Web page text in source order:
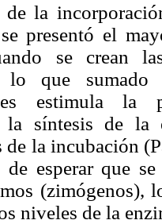
la
se presentó el
se crean
lo que
estimula
la síntesis de la
de la incubación
de esperar que
(zimógenos),
niveles de la